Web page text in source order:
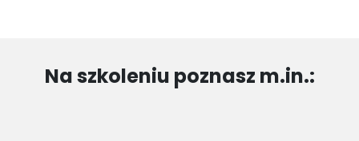
Na szkoleniu poznasz m.in.: